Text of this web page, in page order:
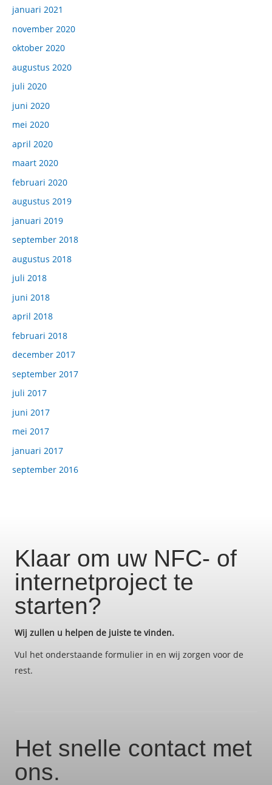
januari 2021
november 2020
oktober 2020
augustus 2020
juli 2020
juni 2020
mei 2020
april 2020
maart 2020
februari 2020
augustus 2019
januari 2019
september 2018
augustus 2018
juli 2018
juni 2018
april 2018
februari 2018
december 2017
september 2017
juli 2017
juni 2017
mei 2017
januari 2017
september 2016
Klaar om uw NFC- of
internetproject te
starten?
Wij zullen u helpen de juiste te vinden.
Vul het onderstaande formulier in en wij zorgen voor de
rest.
Het snelle contact met
ons.